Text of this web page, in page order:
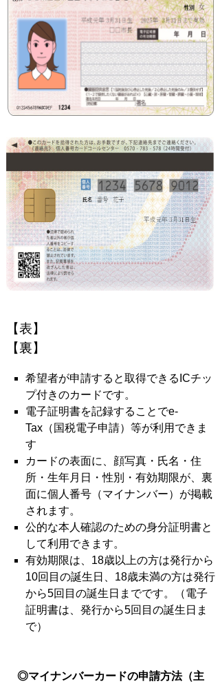
【
【裏】
希望者が申請すると取得できるICチッ
プ付きのカードです。
電子証明書を記録することでe-
Tax（国税電子申請）等が利用できま
す
カードの表面に、顔写真・氏名・住
所・生年月日・性別・有効期限が、裏
面に個人番号（マイナンバー）が掲載
されます。
公的な本人確認のための身分証明書と
して利用できます。
有効期限は、18歳以上の方は発行から
10回目の誕生日、18歳未満の方は発行
から5回目の誕生日までです。（電子
証明書は、発行から5回目の誕生日ま
で）
◎マイナンバーカードの申請方法（主